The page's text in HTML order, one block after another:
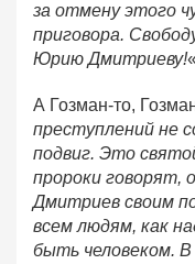
за отмену этого
приговора.
Юрию Дмитриеву!
А Гозман-то,
преступлений не
подвиг. Это
пророки говорят,
Дмитриев своим
всем людям, как
быть человеком.